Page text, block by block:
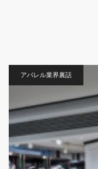
アパレル業界裏話